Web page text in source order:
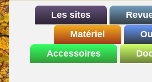
Les sites
INDEX
Le site de la
motoculture
Matériel
autoportee
SARP
Accessoires